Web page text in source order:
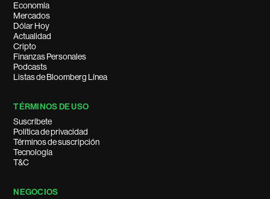
Economía
Mercados
Dólar Hoy
Actualidad
Cripto
Finanzas Personales
Podcasts
Listas de Bloomberg Línea
TÉRMINOS DE USO
Suscríbete
Política de privacidad
Términos de suscripción
Tecnología
T&C
NEGOCIOS